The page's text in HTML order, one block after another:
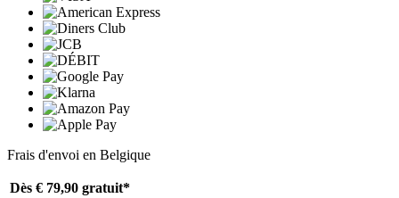
Frais d'envoi en Belgique
Dès € 79,90 gratuit*